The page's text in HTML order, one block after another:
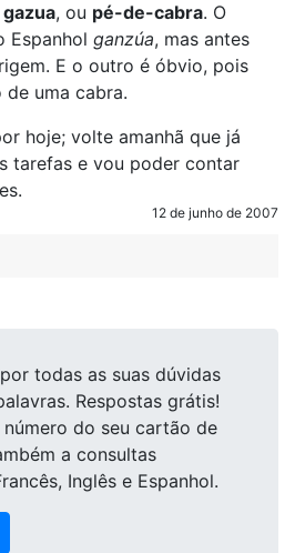
gazua, ou pé-de-cabra. O
Espanhol ganzúa, mas antes
E o outro é óbvio, pois
uma cabra.
hoje; volte amanhã que já
tarefas e vou poder contar
12 de junho de 2007
todas as suas dúvidas
Respostas grátis!
do seu cartão de
a consultas
Inglês e Espanhol.